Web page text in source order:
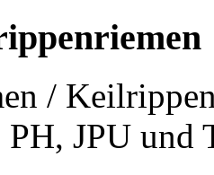
/
JPU und